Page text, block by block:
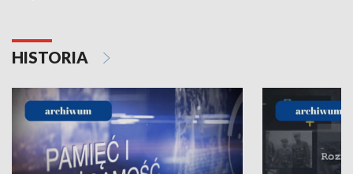
HISTORIA